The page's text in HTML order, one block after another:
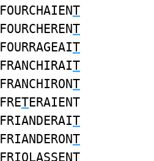
FOURCHAIENT
FOURCHERENT
FOURRAGEAIT
FRANCHIRAIT
FRANCHIRONT
FRETERAIENT
FRIANDERAIT
FRIANDERONT
FRIOLASSENT